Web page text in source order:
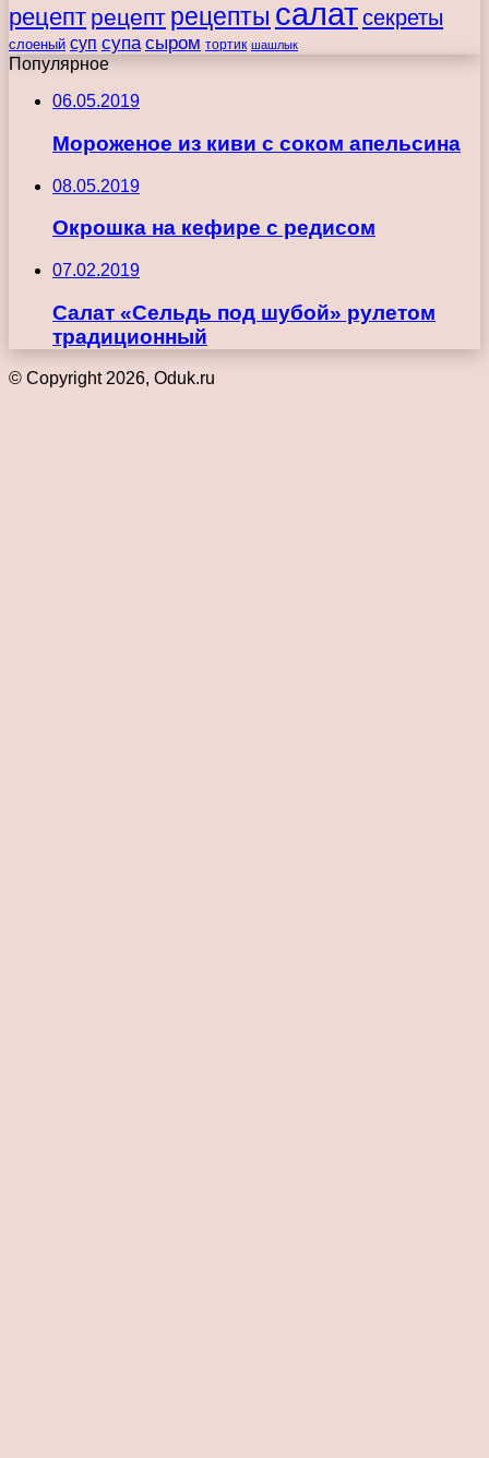
рецепт рецепт рецепты салатсекреты
слоеный суп супа сыром тортик шашлык
Популярное
06.05.2019
Мороженое из киви с соком апельсина
08.05.2019
Окрошка на кефире с редисом
07.02.2019
Салат «Сельдь под шубой» рулетом
традиционный
© Copyright 2026, Oduk.ru